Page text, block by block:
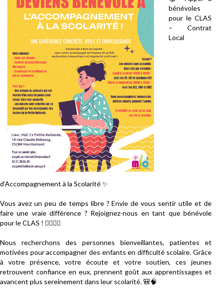
bénévoles
pour le CLAS
– Contrat
Local
d’Accompagnement à la Scolarité ✨
Vous avez un peu de temps libre ? Envie de vous sentir utile et de
faire une vraie différence ? Rejoignez-nous en tant que bénévole
pour le CLAS ! 🙋‍♀️🙋‍♂️
Nous recherchons des personnes bienveillantes, patientes et
motivées pour accompagner des enfants en difficulté scolaire. Grâce
à votre présence, votre écoute et votre soutien, ces jeunes
retrouvent confiance en eux, prennent goût aux apprentissages et
avancent plus sereinement dans leur scolarité. 🎒🧠